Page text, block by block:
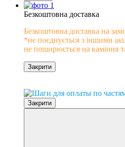
Безкоштовна доставка
Безкоштовна доставка на
*не поєднується з іншими
не поширюється на каміння
Закрити
Закрити